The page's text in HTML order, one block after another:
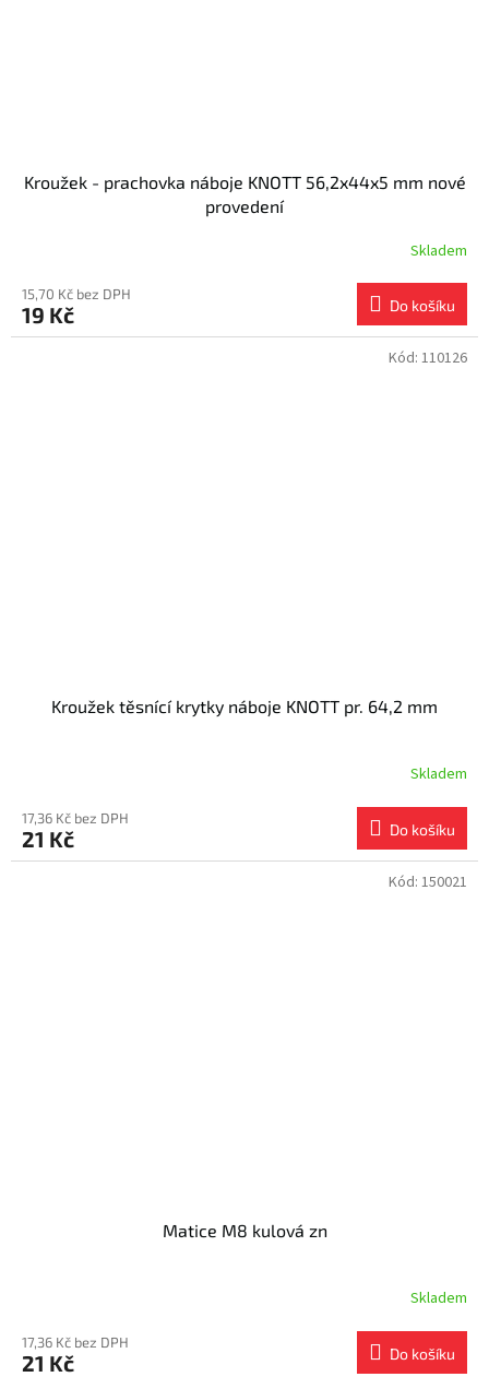
Kroužek - prachovka náboje KNOTT 56,2x44x5 mm nové
provedení
Skladem
15,70 Kč bez DPH
19 Kč Do košíku
Kroužek těsnící krytky náboje KNOTT pr. 64,2 mm
Skladem
17,36 Kč bez DPH
21 Kč Do košíku
Kód: 110126
Matice M8 kulová zn
Skladem
17,36 Kč bez DPH
21 Kč Do košíku
Kód: 150021